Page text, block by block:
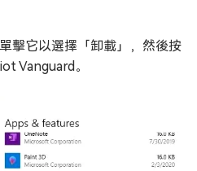
擊它以選擇「卸載」，然後按
Vanguard。